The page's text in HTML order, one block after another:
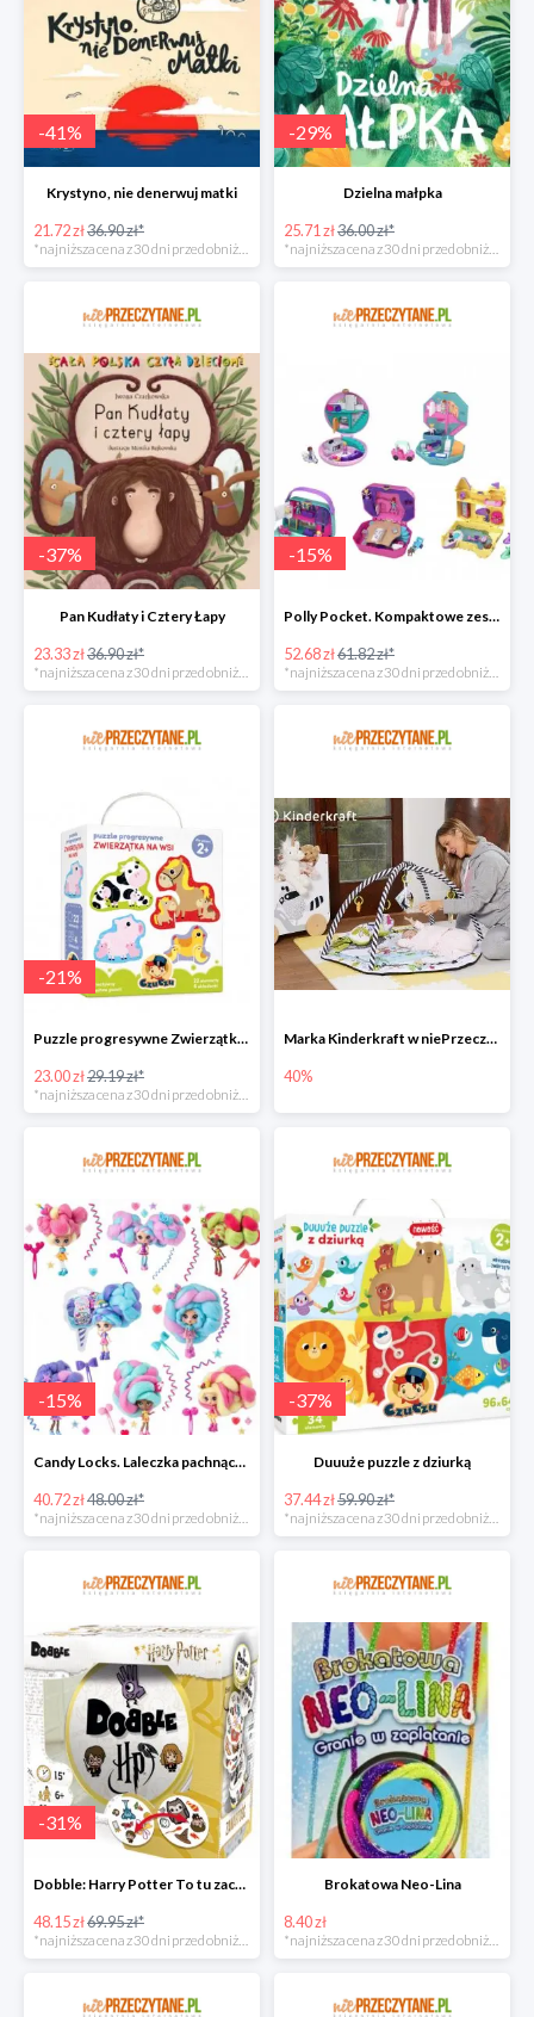
-41%
Krystyno, nie denerwuj matki
21.72 zł36.90 zł*
*najniższa cena z 30 dni przed obniżką
-29%
Dzielna małpka
25.71 zł36.00 zł*
*najniższa cena z 30 dni przed obniżką
-37%
Pan Kudłaty i Cztery Łapy
23.33 zł36.90 zł*
-15%
Polly Pocket. Kompaktowe zestawy FRY35, mix
52.68 zł61.82 zł*
-21%
Puzzle progresywne Zwierzątka na wsi
23.00 zł29.19 zł*
*najniższa cena z 30 dni przed obniżką
Marka Kinderkraft w niePrzeczytane.pl do -40%
40%
-15%
Candy Locks. Laleczka pachnące włosy, mix wzorów
40.72 zł48.00 zł*
-37%
Duuuże puzzle z dziurką
37.44 zł59.90 zł*
-31%
Dobble: Harry Potter To tu zaczyna się magia!
48.15 zł69.95 zł*
*najniższa cena z 30 dni przed obniżką
Brokatowa Neo-Lina
8.40 zł
*najniższa cena z 30 dni przed obniżką